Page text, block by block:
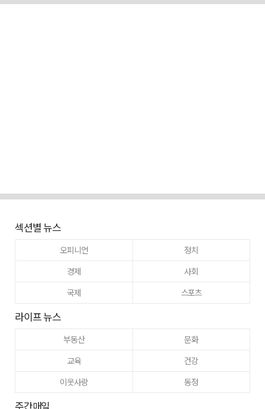
섹션별 뉴스
오피니언
정치
경제
사회
국제
스포츠
라이프 뉴스
부동산
문화
교육
건강
이웃사랑
동정
주간매일